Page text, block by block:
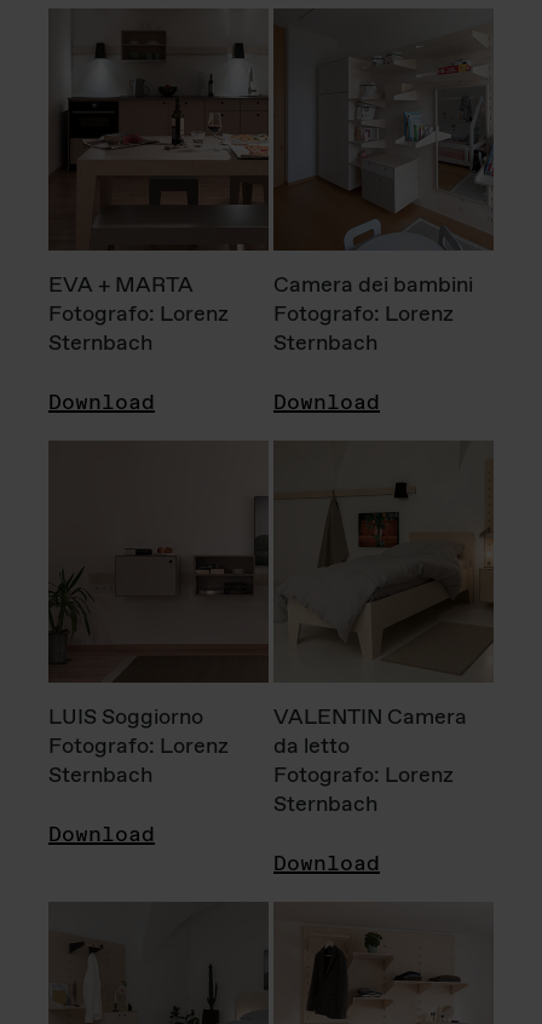
EVA + MARTA
Fotografo: Lorenz
Sternbach
Download
Camera dei bambini
Fotografo: Lorenz
Sternbach
Download
LUIS Soggiorno
Fotografo: Lorenz
Sternbach
Download
VALENTIN Camera
da letto
Fotografo: Lorenz
Sternbach
Download